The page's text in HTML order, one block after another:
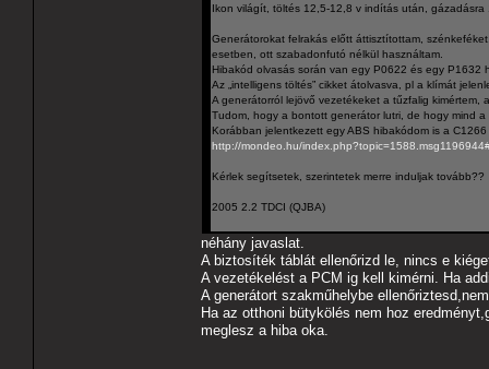
Ikon világít, töltés 12,5-12,8 v indítás után,
Generátorokat felrakás előtt áttisztítottam,
esetben, ott szabadonfutó nélkül használtam.
Hibakód olvasás során van egy P0622 és egy P1632
Az „intelligens töltés” cikket átolvasva, pl a klímát
A generátorról lejövő vezetékeket a tűzfalig kimértem,
Tudom, hogy a bontott generátor lutri, de hogy mind
Korábban jelentkezett egy ABS hibakódom is a
http://mondeo.hu/
Kérlek segítsetek, szerintetek merre induljak tovább??
2005 2.2 TDCI (QJBA)
néhány javaslat.
A biztosíték táblát ellenőrizd le, nincs e
A vezetékelést a PCM ig kell kimérni. Ha
A generátort szakműhelybe
Ha az otthoni bütykölés nem hoz
meglesz a hiba oka.